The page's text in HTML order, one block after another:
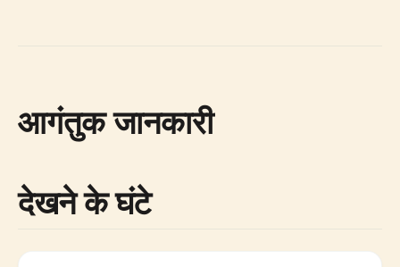
आगंतुक जानकारी
देखने के घंटे